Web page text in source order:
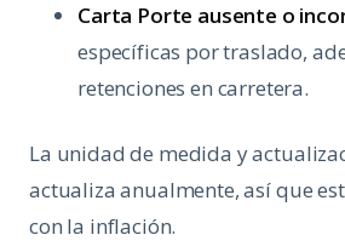
Carta Porte ausente o
específicas por traslado,
retenciones en carretera.
La unidad de medida y
actualiza anualmente, así que
con la inflación.